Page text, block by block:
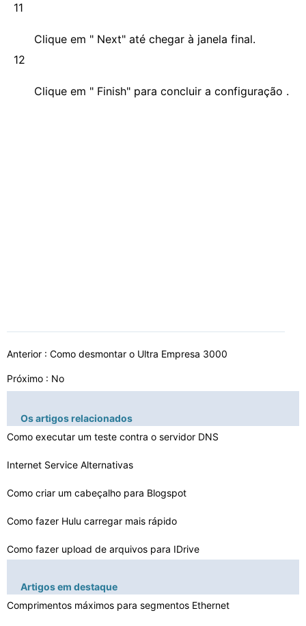
11
Clique em " Next" até chegar à janela final.
12
Clique em " Finish" para concluir a configuração .
Anterior : Como desmontar o Ultra Empresa 3000
Próximo : No
Os artigos relacionados
Como executar um teste contra o servidor DNS
Internet Service Alternativas
Como criar um cabeçalho para Blogspot
Como fazer Hulu carregar mais rápido
Como fazer upload de arquivos para IDrive
Como fazer Frontier My Homepage
Artigos em destaque
Comprimentos máximos para segmentos Ethernet